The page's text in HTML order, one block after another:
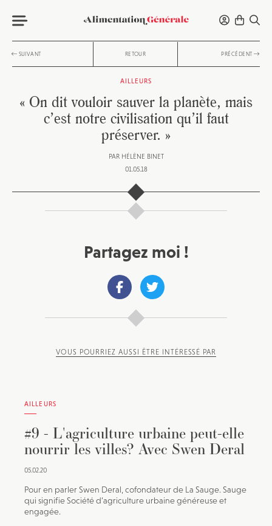
SUIVANT RETOUR PRÉCÉDENT
AILLEURS
« On dit vouloir sauver la planète, mais
c’est notre civilisation qu’il faut
préserver. »
PAR HÉLÈNE BINET
01.05.18
Partagez moi !
VOUS POURRIEZ AUSSI ÊTRE INTÉRESSÉ PAR
AILLEURS
#9 - L'agriculture urbaine peut-elle
nourrir les villes? Avec Swen Deral
05.02.20
Pour en parler Swen Deral, cofondateur de La Sauge. Sauge
qui signifie Société d’agriculture urbaine généreuse et
engagée.